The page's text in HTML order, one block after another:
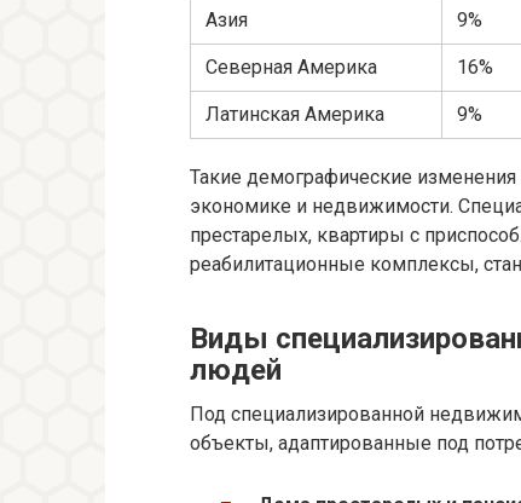
Азия 9%
Северная Америка 16%
Латинская Америка 9%
Такие демографические
экономике и недвижимости.
престарелых, квартиры с
реабилитационные комплексы,
Виды
людей
Под специализированной
объекты, адаптированные под